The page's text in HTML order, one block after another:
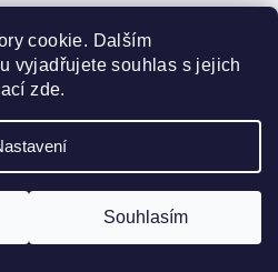
cookie. Dalším
vyjadřujete souhlas s jejich
zde.
Souhlasím
údajů
Boy
Shoptet&Ludec